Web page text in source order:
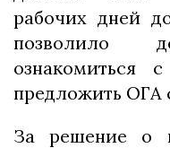
рабочих дней
позволило
ознакомиться
предложить ОГА
За решение о